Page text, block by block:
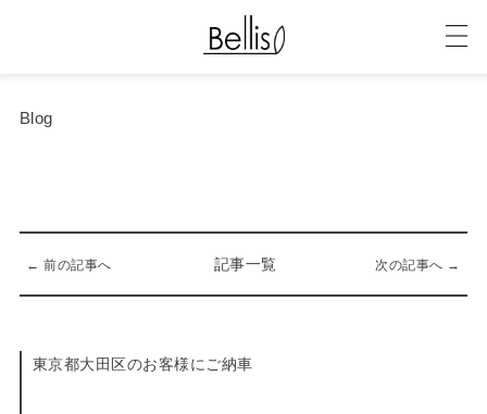
Blog
← 前の記事へ 記事一覧 次の記事へ →
東京都大田区のお客様にご納車